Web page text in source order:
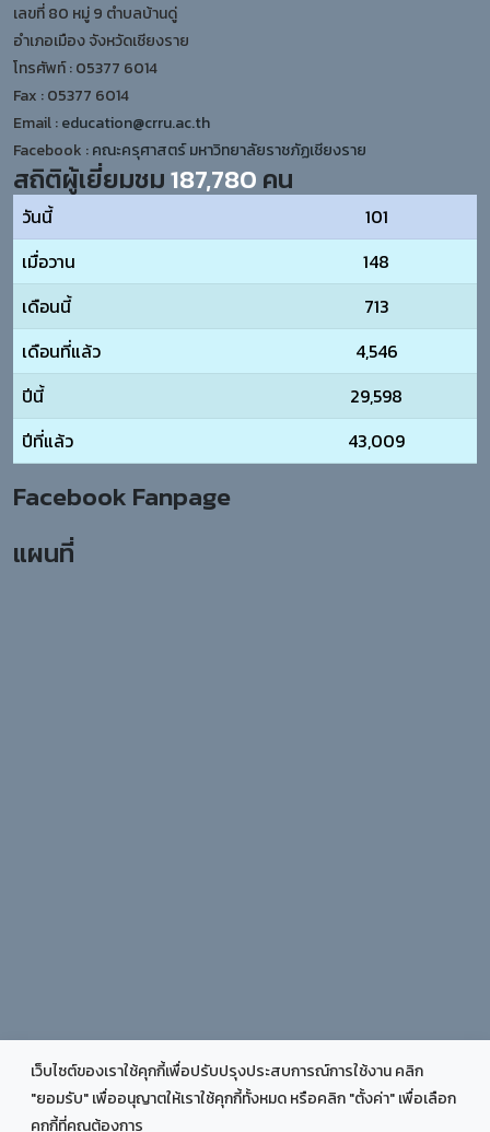
เลขที่ 80 หมู่ 9 ตำบลบ้านดู่
อำเภอเมือง จังหวัดเชียงราย
โทรศัพท์ : 05377 6014
Fax : 05377 6014
Email :education@crru.ac.th
Facebook :คณะครุศาสตร์ มหาวิทยาลัยราชภัฏเชียงราย
สถิติผู้เยี่ยมชม187,780 คน
วันนี้
101
เมื่อวาน
148
เดือนนี้
713
เดือนที่แล้ว
4,546
ปีนี้
29,598
ปีที่แล้ว
43,009
Facebook Fanpage
แผนที่
COPYRIGHT © 2025 FACULTY OF EDUCATION CHIANG RAI
เว็บไซต์ของเราใช้คุกกี้เพื่อปรับปรุงประสบการณ์การใช้งาน คลิก
"ยอมรับ" เพื่ออนุญาตให้เราใช้คุกกี้ทั้งหมด หรือคลิก "ตั้งค่า" เพื่อเลือก
คุกกี้ที่คุณต้องการ